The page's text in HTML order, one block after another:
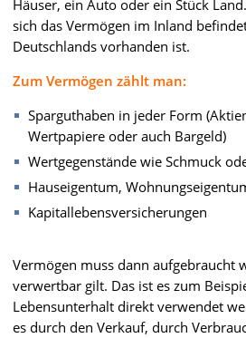
Häuser, ein Auto oder ein Stück
sich das Vermögen im Inland
Deutschlands vorhanden ist.
Zum Vermögen zählt man:
Sparguthaben in jeder Form
Wertpapiere oder auch Bargeld)
Wertgegenstände wie Schmuck
Hauseigentum,
Kapitallebensversicherungen
Vermögen muss dann aufgebraucht
verwertbar gilt. Das ist es zum
Lebensunterhalt direkt verwendet
es durch den Verkauf, durch